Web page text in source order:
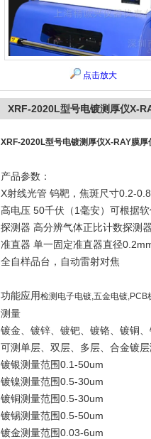
点击放大
XRF-2020L型号电镀测厚仪X-
XRF-2020L型号电镀测厚仪X-RAY膜厚
产品参数：
X射线光管 钨靶，焦斑尺寸0.2-
高电压 50千伏（1毫安）可根据
探测器 高分辨气体正比计数探测
准直器 单一固定准直器直径
全自样品台，自动雷射对焦
功能应用检测电子电镀,五金电镀
测量
镀金、镀锌、镀钯、镀铬、镀铜
可测单层、双层、多层、合金镀
镀银测量范围0.1-50um
镀镍测量范围0.5-30um
镀铜测量范围0.5-30um
镀锡测量范围0.5-50um
镀金测量范围0.03-6um